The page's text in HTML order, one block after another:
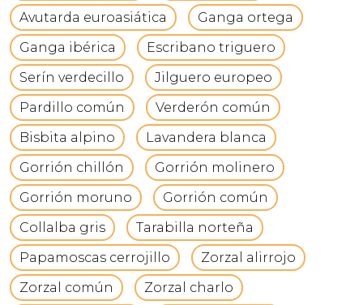
Avutarda euroasiática
Ganga ortega
Ganga ibérica
Escribano triguero
Serín verdecillo
Jilguero europeo
Pardillo común
Verderón común
Bisbita alpino
Lavandera blanca
Gorrión chillón
Gorrión molinero
Gorrión moruno
Gorrión común
Collalba gris
Tarabilla norteña
Papamoscas cerrojillo
Zorzal alirrojo
Zorzal común
Zorzal charlo